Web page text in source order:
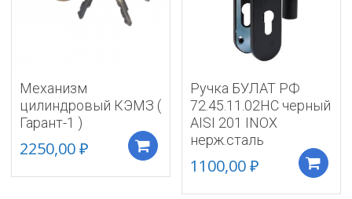
Механизм
цилиндровый КЭМЗ (
Гарант-1 )
2250,00₽ Добавить в корзину
Ручка БУЛАТ РФ
72.45.11.02НС черный
AISI 201 INOX
нерж.сталь
1100,00₽